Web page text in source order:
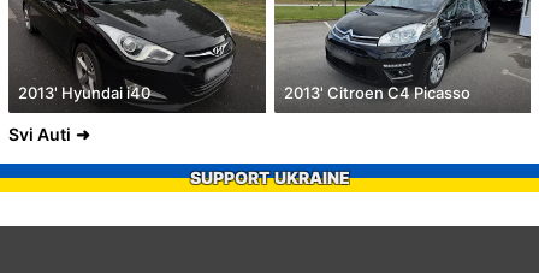
2013' Hyundai i40 2013' Citroen C4 Picasso
Svi Auti
SUPPORT UKRAINE